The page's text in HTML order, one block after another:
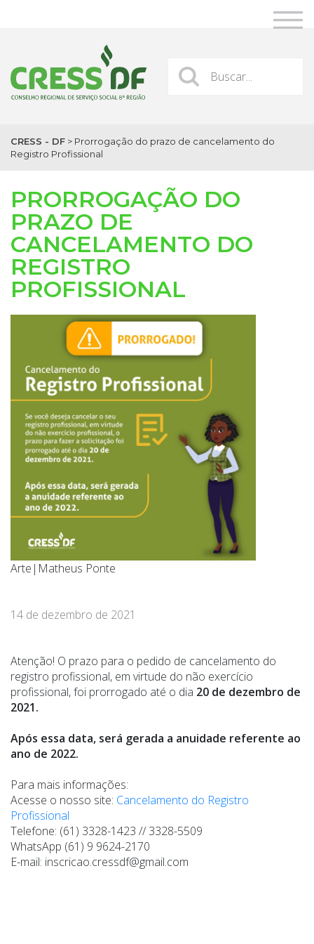
CRESS - DF > Prorrogação do prazo de cancelamento do
Registro Profissional
PRORROGAÇÃO DO
PRAZO DE
CANCELAMENTO DO
REGISTRO
PROFISSIONAL
Arte|Matheus Ponte
14 de dezembro de 2021
Atenção! O prazo para o pedido de cancelamento do
registro profissional, em virtude do não exercício
profissional,foi prorrogado até o dia 20 de dezembro de
2021.
Após essa data, será gerada a anuidade referente ao
ano de 2022.
Para mais informações:
Acesse o nosso site: Cancelamento do Registro
Profissional
Telefone: (61) 3328-1423 // 3328-5509
WhatsApp (61) 9 9624-2170
E-mail: inscricao.cressdf@gmail.com